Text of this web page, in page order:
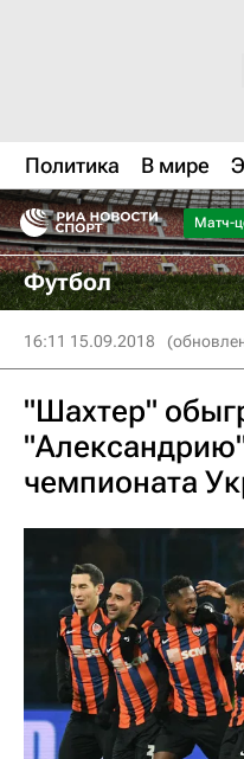
Политика В мире
Матч-
Футбол
16:11 15.09.2018
"Шахтер"
чемпионата